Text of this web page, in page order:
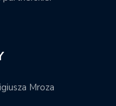
Mroza